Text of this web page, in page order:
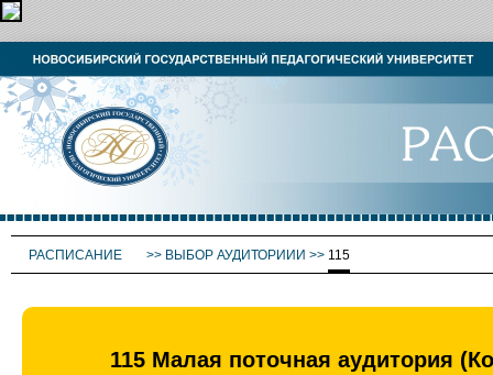
РАСПИСАНИЕ >> ВЫБОР АУДИТОРИИИ >> 115
115 Малая поточная аудитория